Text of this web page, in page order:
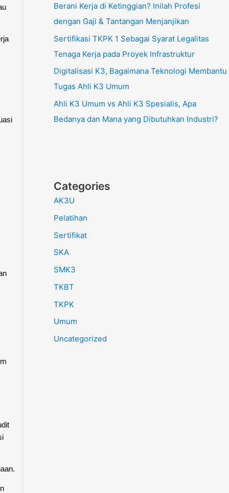
Berani Kerja di Ketinggian? Inilah Profesi
dengan Gaji & Tantangan Menjanjikan
Sertifikasi TKPK 1 Sebagai Syarat Legalitas
Tenaga Kerja pada Proyek Infrastruktur
Digitalisasi K3, Bagaimana Teknologi Membantu
Tugas Ahli K3 Umum
Ahli K3 Umum vs Ahli K3 Spesialis, Apa
Bedanya dan Mana yang Dibutuhkan Industri?
Categories
AK3U
Pelatihan
Sertifikat
SKA
SMK3
TKBT
TKPK
Umum
Uncategorized